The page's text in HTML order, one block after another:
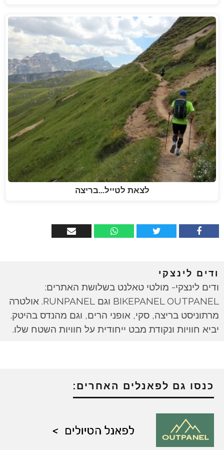
לצאת לטייל...בריצה
ודים לינצקי
ודים לינצקי- מולטי טאלנט בשלושת האתרים:
BIKEPANEL OUTPANEL וגם RUNPANEL. אולטרה
מרתוניסט בריצה, סקי, אופני הרים, וגם מהנדס בהיטק.
יביא חוויות ונקודת מבט ייחודית על חוויות השטח שלו.
כנסו גם לפאנלים האחרים: